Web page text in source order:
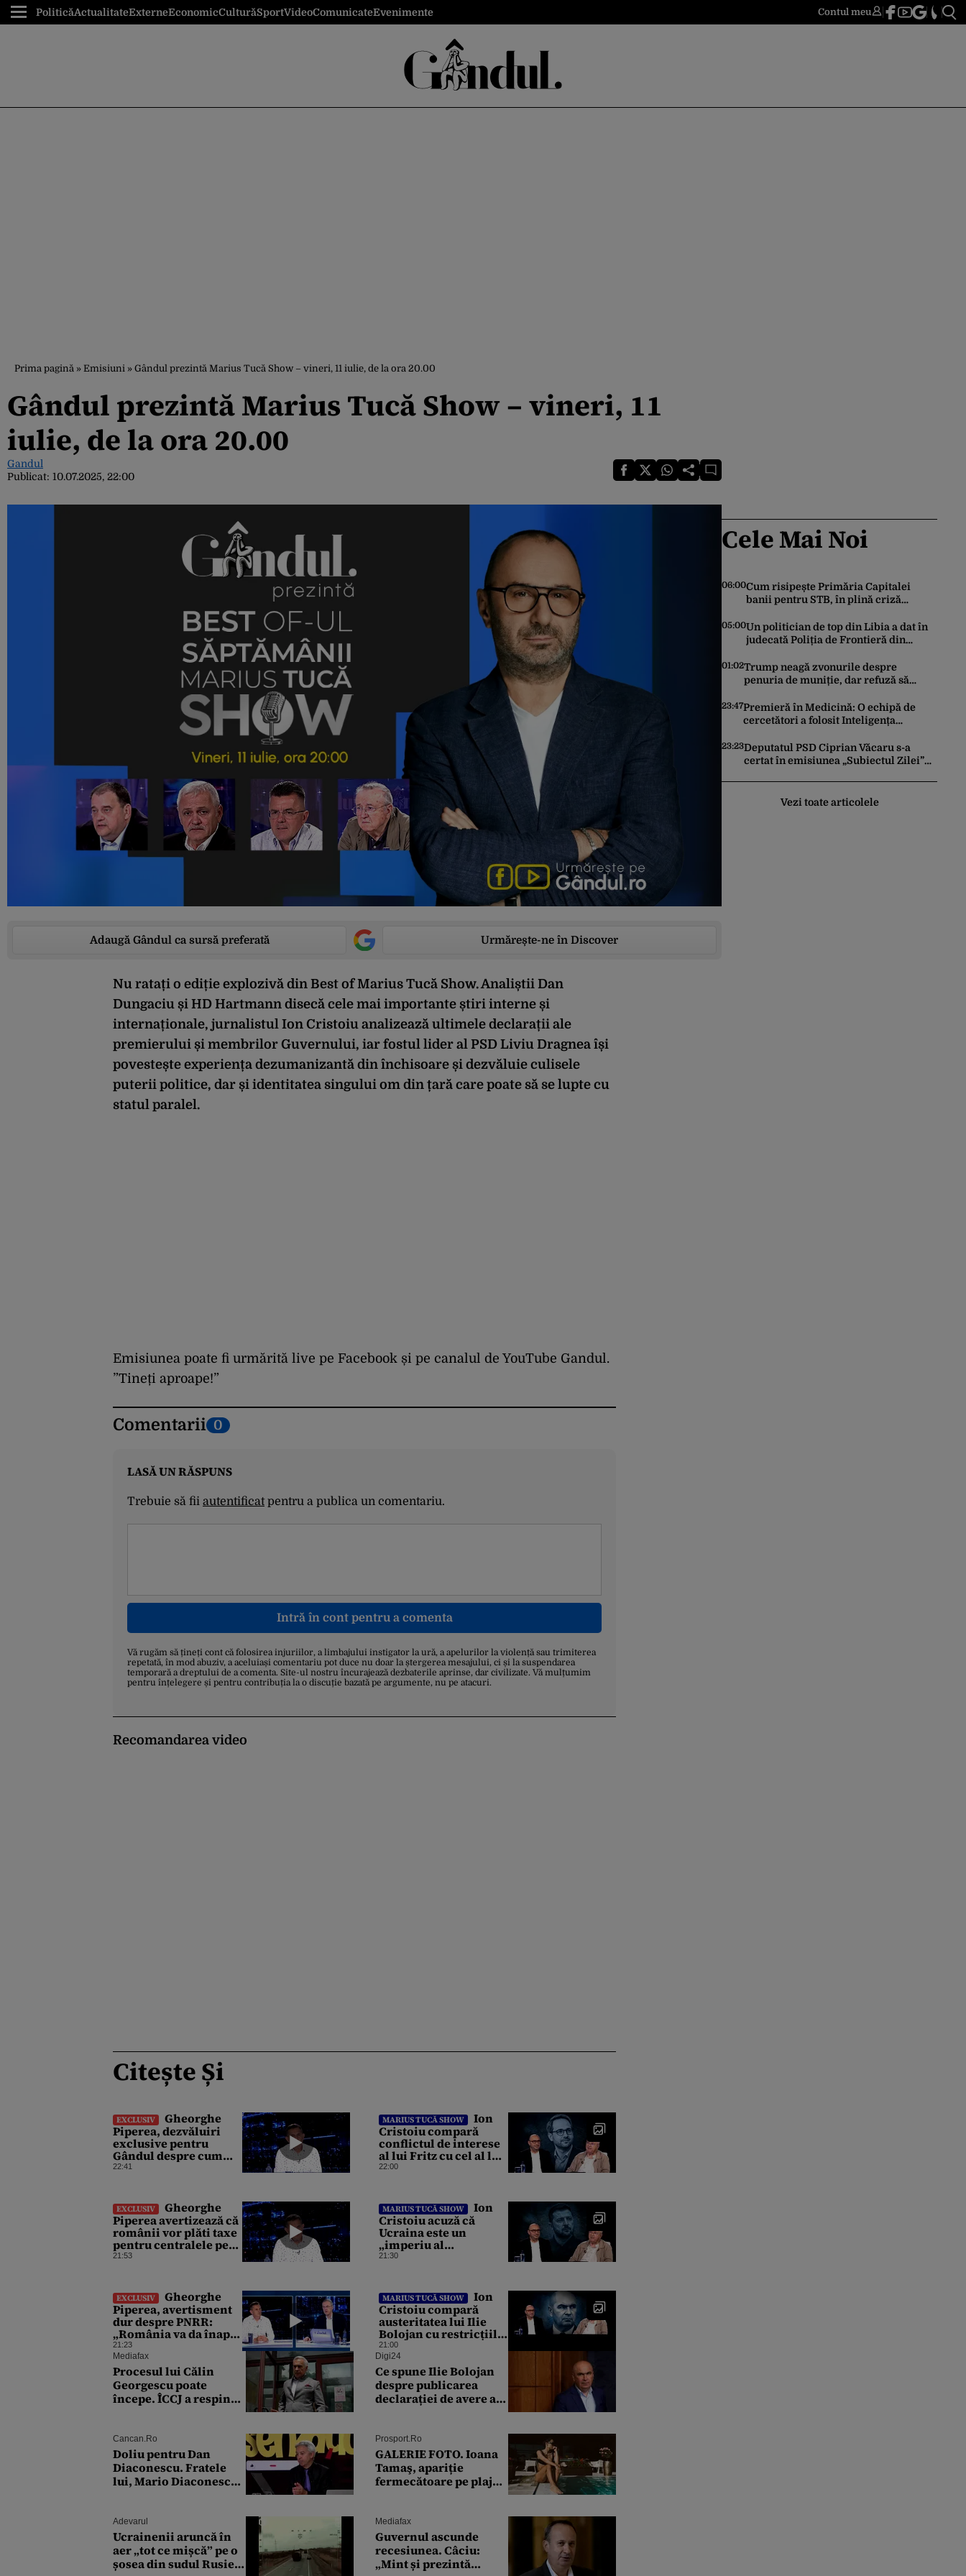
PoliticăActualitateExterneEconomicCulturăSportVideoComunicateEvenimente Contul meu
Prima pagină » Emisiuni » Gândul prezintă Marius Tucă Show – vineri, 11 iulie, de la ora 20.00
Gândul prezintă Marius Tucă Show – vineri, 11
iulie, de la ora 20.00
Gandul
Publicat: 10.07.2025, 22:00
Adaugă Gândul ca sursă preferată Urmărește-ne în Discover
Nu ratați o ediție explozivă din Best of Marius Tucă Show.Analiștii Dan
Dungaciu și HD Hartmann disecă cele mai importante știri interne și
internaționale, jurnalistul Ion Cristoiu analizează ultimele declarații ale
premierului și membrilor Guvernului, iar fostul lider al PSD Liviu Dragnea își
povestește experiența dezumanizantă din închisoare și dezvăluie culisele
puterii politice, dar și identitatea singului om din țară care poate să se lupte cu
statul paralel.
Emisiunea poate fi urmărită live pe Facebook și pe canalul de YouTube Gandul.
”Tineți aproape!”
Comentarii 0
LASĂ UN RĂSPUNS
Trebuie să fii autentificatpentru a publica un comentariu.
Intră în cont pentru a comenta
Vă rugăm să țineți cont că folosirea injuriilor, a limbajului instigator la ură, a apelurilor la violență sau trimiterea
repetată, în mod abuziv, a aceluiași comentariu pot duce nu doar la ștergerea mesajului, ci și la suspendarea
temporară a dreptului de a comenta. Site-ul nostru încurajează dezbaterile aprinse, dar civilizate. Vă mulțumim
pentru înțelegere și pentru contribuția la o discuție bazată pe argumente, nu pe atacuri.
Recomandarea video
Citește Și
EXCLUSIV
Gheorghe
Piperea, dezvăluiri
exclusive pentru
Gândul despre cum
Ursula von der Leyen,
Signal să îl pună „la
respect” pe Trump
22:41
MARIUS TUCĂ SHOW
Ion
Cristoiu compară
conflictul de interese
al lui Fritz cu cel al lui
Iohannis: „Ghinionul
incompatibil”
22:00
EXCLUSIV
Gheorghe
Piperea avertizează că
românii vor plăti taxe
pentru centralele pe
gaz și sobe sub formă
21:53
MARIUS TUCĂ SHOW
Ion
Cristoiu acuză că
Ucraina este un
„imperiu al
corupției”: „Jumătate
21:30
EXCLUSIV
Gheorghe
Piperea, avertisment
dur despre PNRR:
„România va da înapoi
banii europeni
neinvestiți în energie,
chiar dacă a închis
centralele pe
cărbune”
21:23
MARIUS TUCĂ SHOW
Ion
Cristoiu compară
austeritatea lui Ilie
Bolojan cu restricțiile
lui Ceaușescu: „Am
retrăit vremurile
tinereții”
21:00
Mediafax
Procesul lui Călin
Georgescu poate
începe. ÎCCJ a respins
Digi24
Ce spune Ilie Bolojan
despre publicarea
declarației de avere a
Cancan.ro
Doliu pentru Dan
Diaconescu. Fratele
lui, Mario Diaconescu,
Prosport.ro
GALERIE FOTO. Ioana
Tamaş, apariție
fermecătoare pe plajă!
Adevarul
Ucrainenii aruncă în
aer „tot ce mișcă” pe o
șosea din sudul Rusiei.
Mediafax
Guvernul ascunde
recesiunea. Câciu:
„Mint și prezintă
Cele Mai Noi
06:00Cum risipește Primăria Capitalei
banii pentru STB, în plină criză
05:00Un politician de top din Libia a dat în
judecată Poliția de Frontieră din
oficial, terorist ISIS
01:02Trump neagă zvonurile despre
penuria de muniție, dar refuză să
nevoie de rachete”
23:47Premieră în Medicină: O echipă de
cercetători a folosit Inteligența
virusuri sintetice la tratarea de E.coli
23:23Deputatul PSD Ciprian Văcaru s-a
certat în emisiunea „Subiectul Zilei”
Vezi toate articolele